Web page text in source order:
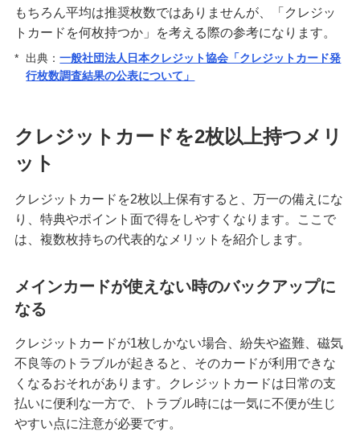
クレジットカードのステータスとは？保有する必
要性や役立つシーン、選び方を解説
クレジットカードの引き落とし口座を変更する方
法とは？選び方や注意点も紹介
クレジットカードとデビットカードの違いは？メ
リット・デメリットや使い分け方を解説
クレジットカード決済で領収書は発行できる？代
わりの書類や注意点も解説
クレジットカードが作れない原因とは？審査に落
ちた場合の対処法や代替カードを紹介
もちろん平均は推奨枚数ではありませんが、「クレジッ
トカードを何枚持つか」を考える際の参考になります。
* 出典：一般社団法人日本クレジット協会「クレジットカード発
行枚数調査結果の公表について」
クレジットカードを2枚以上持つメリ
ット
クレジットカードを2枚以上保有すると、万一の備えにな
り、特典やポイント面で得をしやすくなります。ここで
は、複数枚持ちの代表的なメリットを紹介します。
メインカードが使えない時のバックアップに
なる
クレジットカードが1枚しかない場合、紛失や盗難、磁気
不良等のトラブルが起きると、そのカードが利用できな
くなるおそれがあります。クレジットカードは日常の支
払いに便利な一方で、トラブル時には一気に不便が生じ
やすい点に注意が必要です。